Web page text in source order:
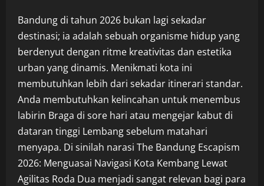
Bandung di tahun 2026 bukan lagi sekadar
destinasi; ia adalah sebuah organisme hidup yang
berdenyut dengan ritme kreativitas dan estetika
urban yang dinamis. Menikmati kota ini
membutuhkan lebih dari sekadar itinerari standar.
Anda membutuhkan kelincahan untuk menembus
labirin Braga di sore hari atau mengejar kabut di
dataran tinggi Lembang sebelum matahari
menyapa. Di sinilah narasi The Bandung Escapism
2026: Menguasai Navigasi Kota Kembang Lewat
Agilitas Roda Dua menjadi sangat relevan bagi para